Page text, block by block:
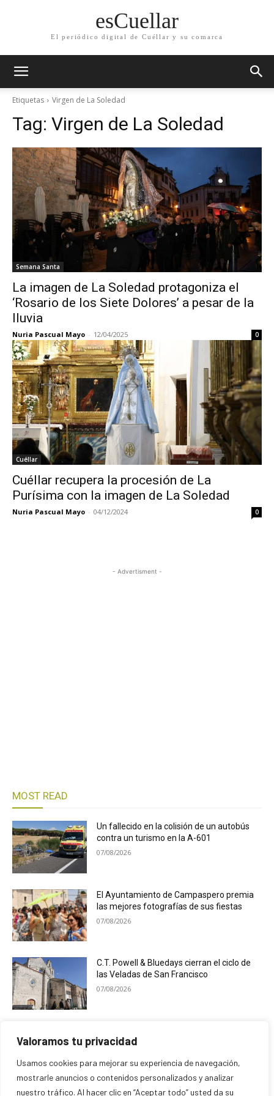
Valoramos tu privacidad
Usamos cookies para mejorar su experiencia de navegación,
mostrarle anuncios o contenidos personalizados y analizar
nuestro tráfico. Al hacer clic en “Aceptar todo” usted da su
esCuellar
El periódico digital de Cuéllar y su comarca
Etiquetas Virgen de La Soledad
Tag: Virgen de La Soledad
Semana Santa
La imagen de La Soledad protagoniza el
‘Rosario de los Siete Dolores’ a pesar de la
lluvia
Nuria Pascual Mayo - 12/04/2025 0
Cuéllar
Cuéllar recupera la procesión de La
Purísima con la imagen de La Soledad
Nuria Pascual Mayo - 04/12/2024 0
- Advertisment -
MOST READ
Un fallecido en la colisión de un autobús
contra un turismo en la A-601
07/08/2026
El Ayuntamiento de Campaspero premia
las mejores fotografías de sus fiestas
07/08/2026
C.T. Powell & Bluedays cierran el ciclo de
las Veladas de San Francisco
07/08/2026
programación ligada al eclipse solar